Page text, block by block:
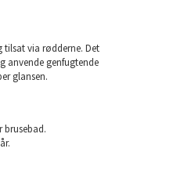
tilsat via rødderne. Det
anvende genfugtende
glansen.
brusebad.